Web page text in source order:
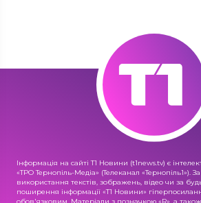
Інформація на сайті Т1 Новини (t1news.tv) є
«ТРО Тернопіль-Медіа» (Телеканал «Тернопіль1»).
використання текстів, зображень, відео чи за
поширення інформації «Т1 Новини»
обов'язковим. Матеріали з позначкою «R», а